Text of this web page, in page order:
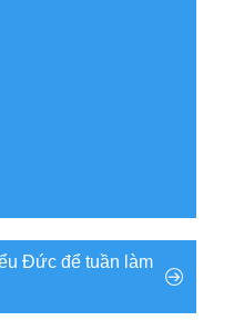
Đức để tuần làm